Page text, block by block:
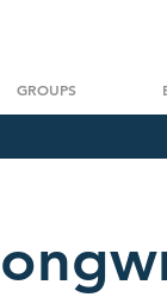
GROUPS